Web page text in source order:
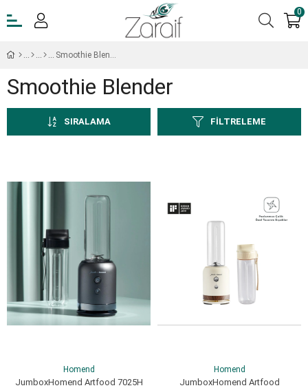
0
Smoothie Blender
Smoothie Blender
FILTRELEME
SIRALAMA
Homend
JumboxHomend Artfood 7025H
Homend
JumboxHomend Artfood